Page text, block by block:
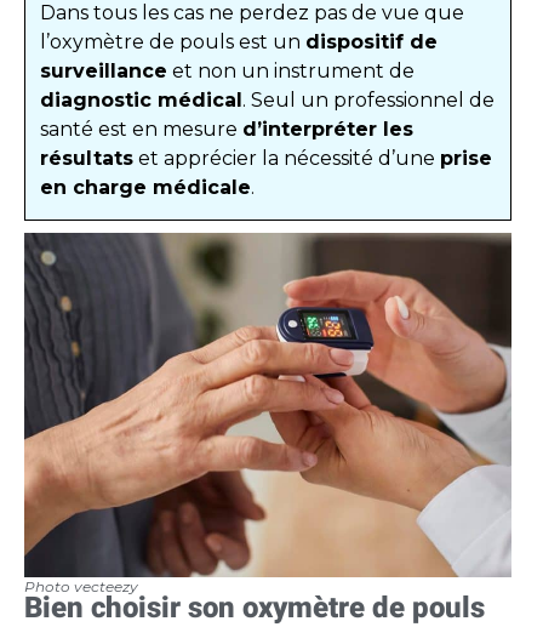
Dans tous les cas ne perdez pas de vue que
l’oxymètre de pouls est un dispositif de
surveillance et non un instrument de
diagnostic médical. Seul un professionnel de
santé est en mesure d’interpréter les
résultats et apprécier la nécessité d’une prise
en charge médicale.
Photo vecteezy
Bien choisir son oxymètre de pouls